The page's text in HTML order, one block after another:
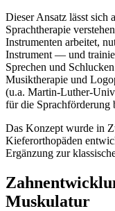
Dieser Ansatz lässt sich
Sprachtherapie
Instrumenten arbeitet,
Instrument — und
Sprechen und
Musiktherapie und
(u.a. Martin-Luther-
für die Sprachförderung
Das Konzept wurde in
Kieferorthopäden
Ergänzung zur
Muskulatur